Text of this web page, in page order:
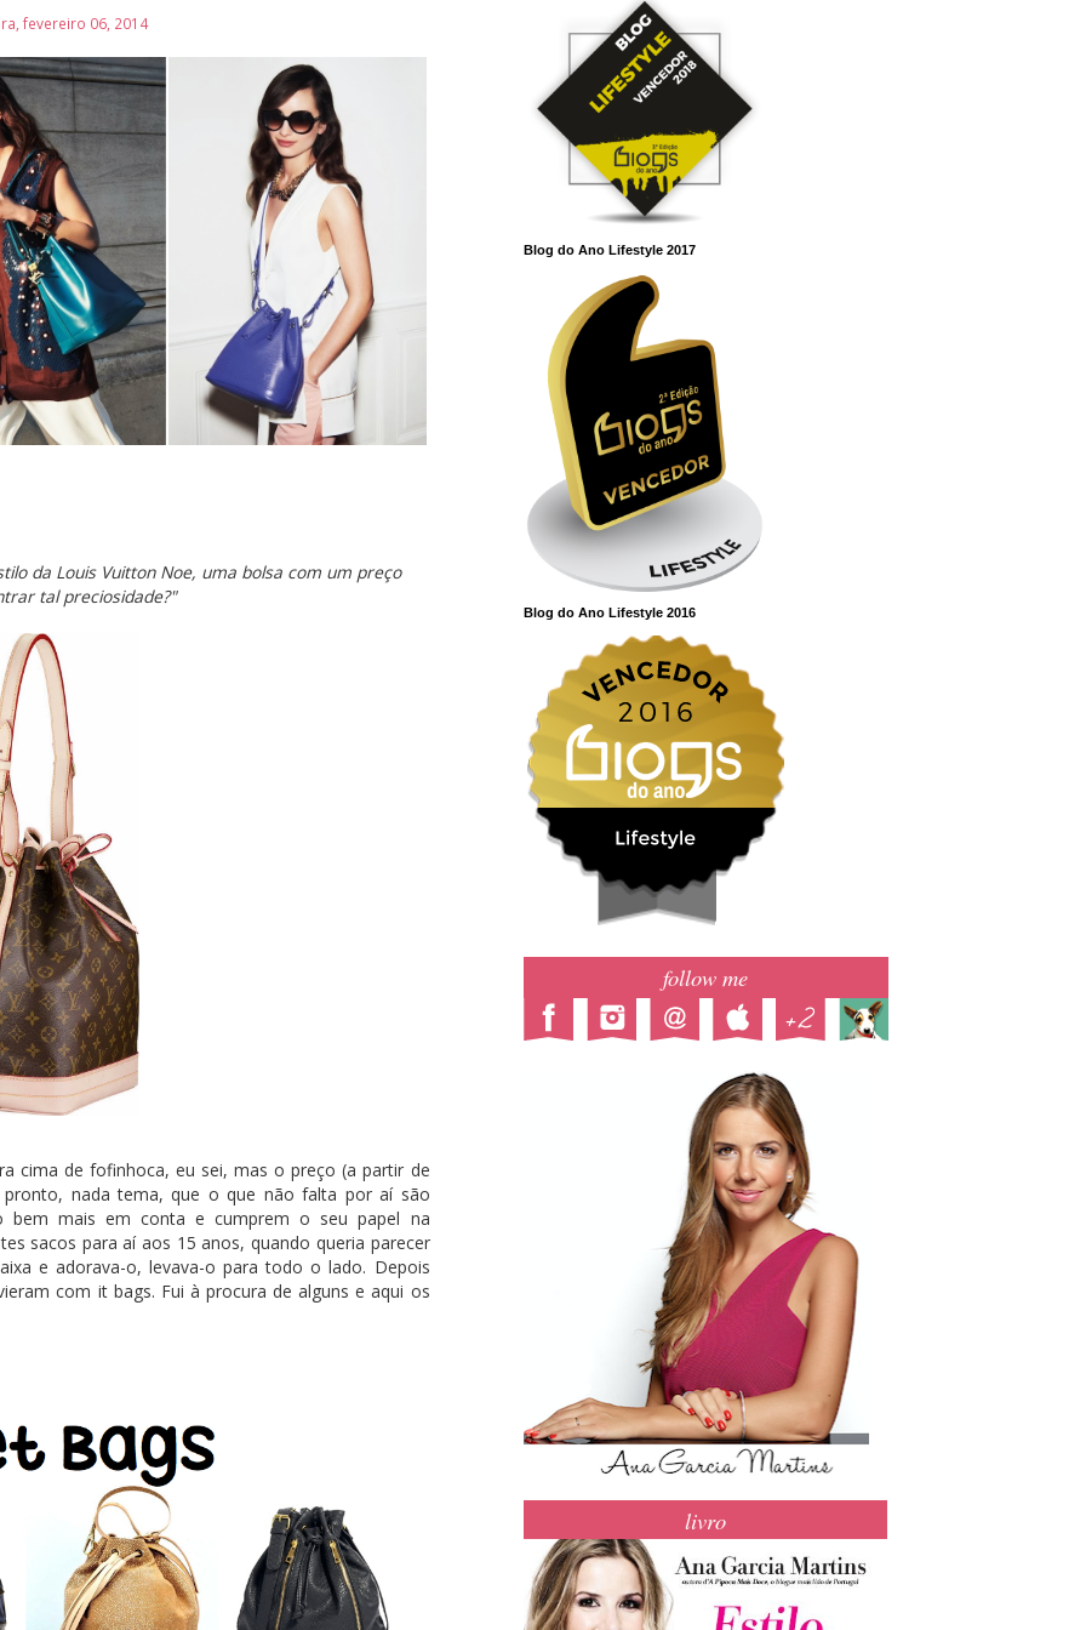
fevereiro 06, 2014
da Louis Vuitton Noe, uma bolsa com um preço
tal preciosidade?"
cima de fofinhoca, eu sei, mas o preço (a partir de
nada tema, que o que não falta por aí são
mais em conta e cumprem o seu papel na
sacos para aí aos 15 anos, quando queria parecer
e adorava-o, levava-o para todo o lado. Depois
com it bags. Fui à procura de alguns e aqui os
Blog do Ano Lifestyle 2017
Blog do Ano Lifestyle 2016
follow me
livro